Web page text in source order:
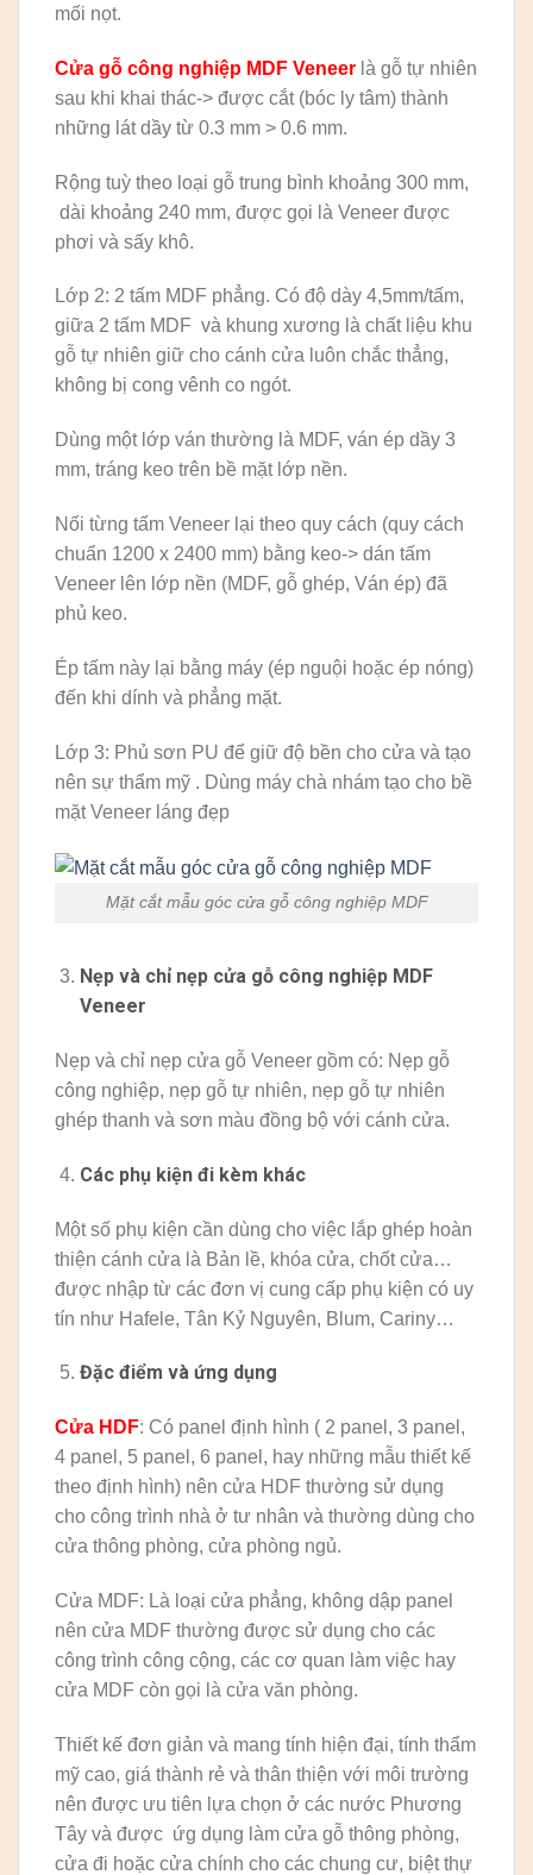
mối nọt.
Cửa gỗ công nghiệp MDF Veneer là gỗ tự nhiên
sau khi khai thác-> được cắt (bóc ly tâm) thành
những lát dầy từ 0.3 mm > 0.6 mm.
Rộng tuỳ theo loại gỗ trung bình khoảng 300 mm,
dài khoảng 240 mm, được gọi là Veneer được
phơi và sấy khô.
Lớp 2: 2 tấm MDF phẳng. Có độ dày 4,5mm/tấm,
giữa 2 tấm MDF và khung xương là chất liệu khu
gỗ tự nhiên giữ cho cánh cửa luôn chắc thẳng,
không bị cong vênh co ngót.
Dùng một lớp ván thường là MDF, ván ép dầy 3
mm, tráng keo trên bề mặt lớp nền.
Nối từng tấm Veneer lại theo quy cách (quy cách
chuẩn 1200 x 2400 mm) bằng keo-> dán tấm
Veneer lên lớp nền (MDF, gỗ ghép, Ván ép) đã
phủ keo.
Ép tấm này lại bằng máy (ép nguội hoặc ép nóng)
đến khi dính và phẳng mặt.
Lớp 3: Phủ sơn PU để giữ độ bền cho cửa và tạo
nên sự thẩm mỹ . Dùng máy chà nhám tạo cho bề
mặt Veneer láng đẹp
Mặt cắt mẫu góc cửa gỗ công nghiệp MDF
Nẹp và chỉ nẹp cửa gỗ công nghiệp MDF
Veneer
Nẹp và chỉ nẹp cửa gỗ Veneer gồm có: Nẹp gỗ
công nghiệp, nẹp gỗ tự nhiên, nẹp gỗ tự nhiên
ghép thanh và sơn màu đồng bộ với cánh cửa.
Các phụ kiện đi kèm khác
Một số phụ kiện cần dùng cho việc lắp ghép hoàn
thiện cánh cửa là Bản lề, khóa cửa, chốt cửa…
được nhập từ các đơn vị cung cấp phụ kiện có uy
tín như Hafele, Tân Kỷ Nguyên, Blum, Cariny…
Đặc điểm và ứng dụng
Cửa HDF: Có panel định hình ( 2 panel, 3 panel,
4 panel, 5 panel, 6 panel, hay những mẫu thiết kế
theo định hình) nên cửa HDF thường sử dụng
cho công trình nhà ở tư nhân và thường dùng cho
cửa thông phòng, cửa phòng ngủ.
Cửa MDF: Là loại cửa phẳng, không dập panel
nên cửa MDF thường được sử dụng cho các
công trình công cộng, các cơ quan làm việc hay
cửa MDF còn gọi là cửa văn phòng.
Thiết kế đơn giản và mang tính hiện đại, tính thẩm
mỹ cao, giá thành rẻ và thân thiện với môi trường
nên được ưu tiên lựa chọn ở các nước Phương
Tây và được ứg dụng làm cửa gỗ thông phòng,
cửa đi hoặc cửa chính cho các chung cư, biệt thự